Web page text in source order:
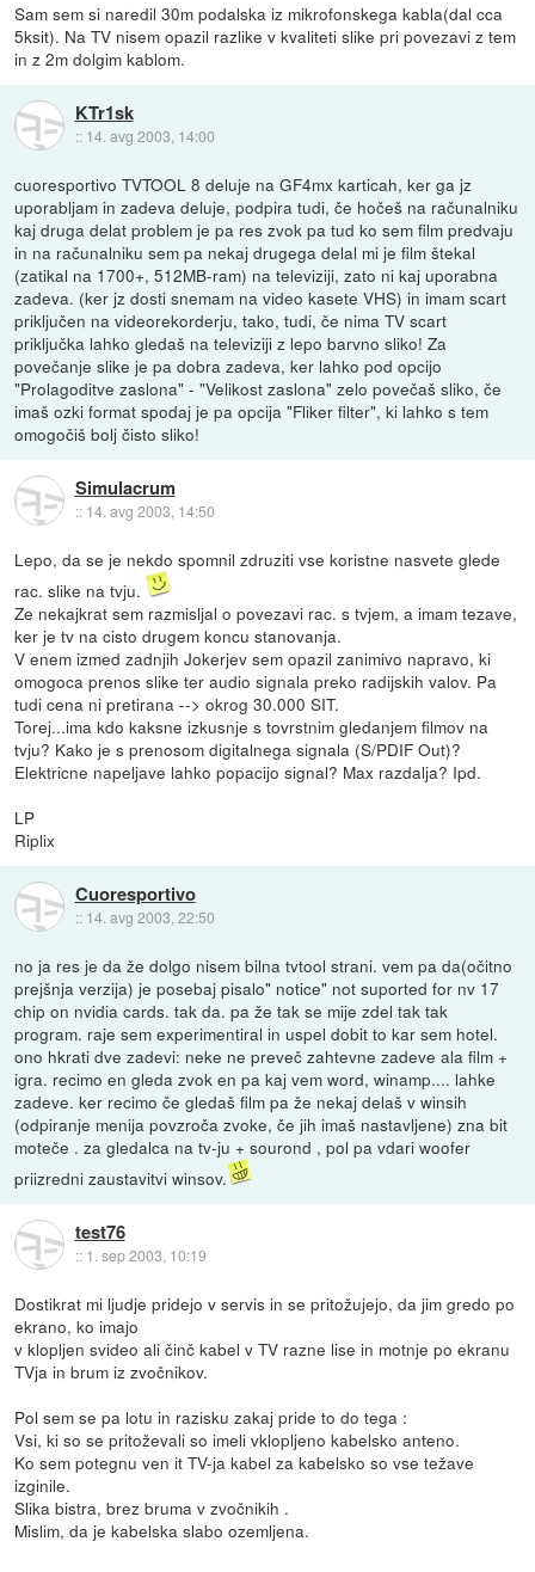
Sam sem si naredil 30m podalska iz mikrofonskega kabla(dal cca
5ksit). Na TV nisem opazil razlike v kvaliteti slike pri povezavi z tem
in z 2m dolgim kablom.
KTr1sk
:: 14. avg 2003, 14:00
cuoresportivo TVTOOL 8 deluje na GF4mx karticah, ker ga jz
uporabljam in zadeva deluje, podpira tudi, če hočeš na računalniku
kaj druga delat problem je pa res zvok pa tud ko sem film predvaju
in na računalniku sem pa nekaj drugega delal mi je film štekal
(zatikal na 1700+, 512MB-ram) na televiziji, zato ni kaj uporabna
zadeva. (ker jz dosti snemam na video kasete VHS) in imam scart
priključen na videorekorderju, tako, tudi, če nima TV scart
priključka lahko gledaš na televiziji z lepo barvno sliko! Za
povečanje slike je pa dobra zadeva, ker lahko pod opcijo
"Prolagoditve zaslona" - "Velikost zaslona" zelo povečaš sliko, če
imaš ozki format spodaj je pa opcija "Fliker filter", ki lahko s tem
omogočiš bolj čisto sliko!
Simulacrum
:: 14. avg 2003, 14:50
Lepo, da se je nekdo spomnil zdruziti vse koristne nasvete glede
rac. slike na tvju.
Ze nekajkrat sem razmisljal o povezavi rac. s tvjem, a imam tezave,
ker je tv na cisto drugem koncu stanovanja.
V enem izmed zadnjih Jokerjev sem opazil zanimivo napravo, ki
omogoca prenos slike ter audio signala preko radijskih valov. Pa
tudi cena ni pretirana --> okrog 30.000 SIT.
Torej...ima kdo kaksne izkusnje s tovrstnim gledanjem filmov na
tvju? Kako je s prenosom digitalnega signala (S/PDIF Out)?
Elektricne napeljave lahko popacijo signal? Max razdalja? Ipd.
LP
Riplix
Cuoresportivo
:: 14. avg 2003, 22:50
no ja res je da že dolgo nisem bilna tvtool strani. vem pa da(očitno
prejšnja verzija) je posebaj pisalo" notice" not suported for nv 17
chip on nvidia cards. tak da. pa že tak se mije zdel tak tak
program. raje sem experimentiral in uspel dobit to kar sem hotel.
ono hkrati dve zadevi: neke ne preveč zahtevne zadeve ala film +
igra. recimo en gleda zvok en pa kaj vem word, winamp.... lahke
zadeve. ker recimo če gledaš film pa že nekaj delaš v winsih
(odpiranje menija povzroča zvoke, če jih imaš nastavljene) zna bit
moteče . za gledalca na tv-ju + sourond , pol pa vdari woofer
priizredni zaustavitvi winsov.
test76
:: 1. sep 2003, 10:19
Dostikrat mi ljudje pridejo v servis in se pritožujejo, da jim gredo po
ekrano, ko imajo
v klopljen svideo ali činč kabel v TV razne lise in motnje po ekranu
TVja in brum iz zvočnikov.
Pol sem se pa lotu in razisku zakaj pride to do tega :
Vsi, ki so se pritoževali so imeli vklopljeno kabelsko anteno.
Ko sem potegnu ven it TV-ja kabel za kabelsko so vse težave
izginile.
Slika bistra, brez bruma v zvočnikih .
Mislim, da je kabelska slabo ozemljena.